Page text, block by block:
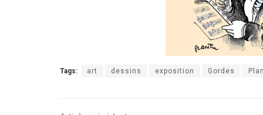
Tags: art dessins exposition Gordes